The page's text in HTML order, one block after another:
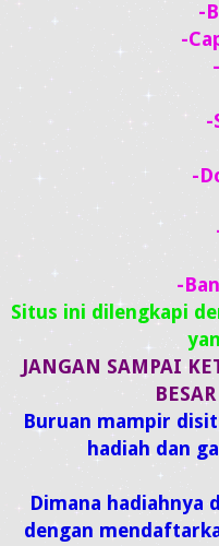
-
-
-
-
-
Situs ini dilengkapi
JANGAN SAMPAI
Buruan mampir
hadiah dan
Dimana hadiahnya
dengan